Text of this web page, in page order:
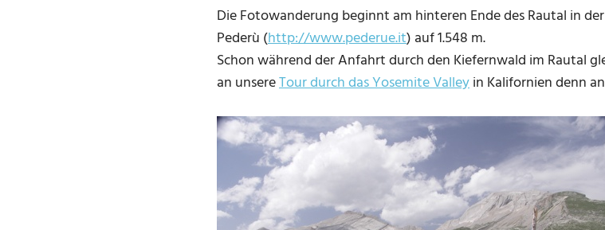
Die Fotowanderung beginnt am hinteren Ende des Rautal in
Pederù (http://www.pederue.it) auf 1.548 m.
Schon während der Anfahrt durch den Kiefernwald im Rautal
an unsereTour durch das Yosemite Valleyin Kalifornien denn